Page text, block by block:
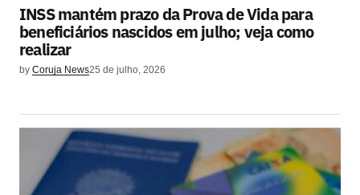
INSS mantém prazo da Prova de Vida para
beneficiários nascidos em julho; veja como
realizar
by Coruja News25 de julho, 2026